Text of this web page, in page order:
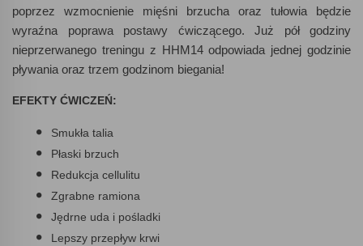
poprzez wzmocnienie mięśni brzucha oraz tułowia będzie
wyraźna poprawa postawy ćwiczącego. Już pół godziny
nieprzerwanego treningu z HHM14 odpowiada jednej godzinie
pływania oraz trzem godzinom biegania!
EFEKTY ĆWICZEŃ:
Smukła talia
Płaski brzuch
Redukcja cellulitu
Zgrabne ramiona
Jędrne uda i pośladki
Lepszy przepływ krwi